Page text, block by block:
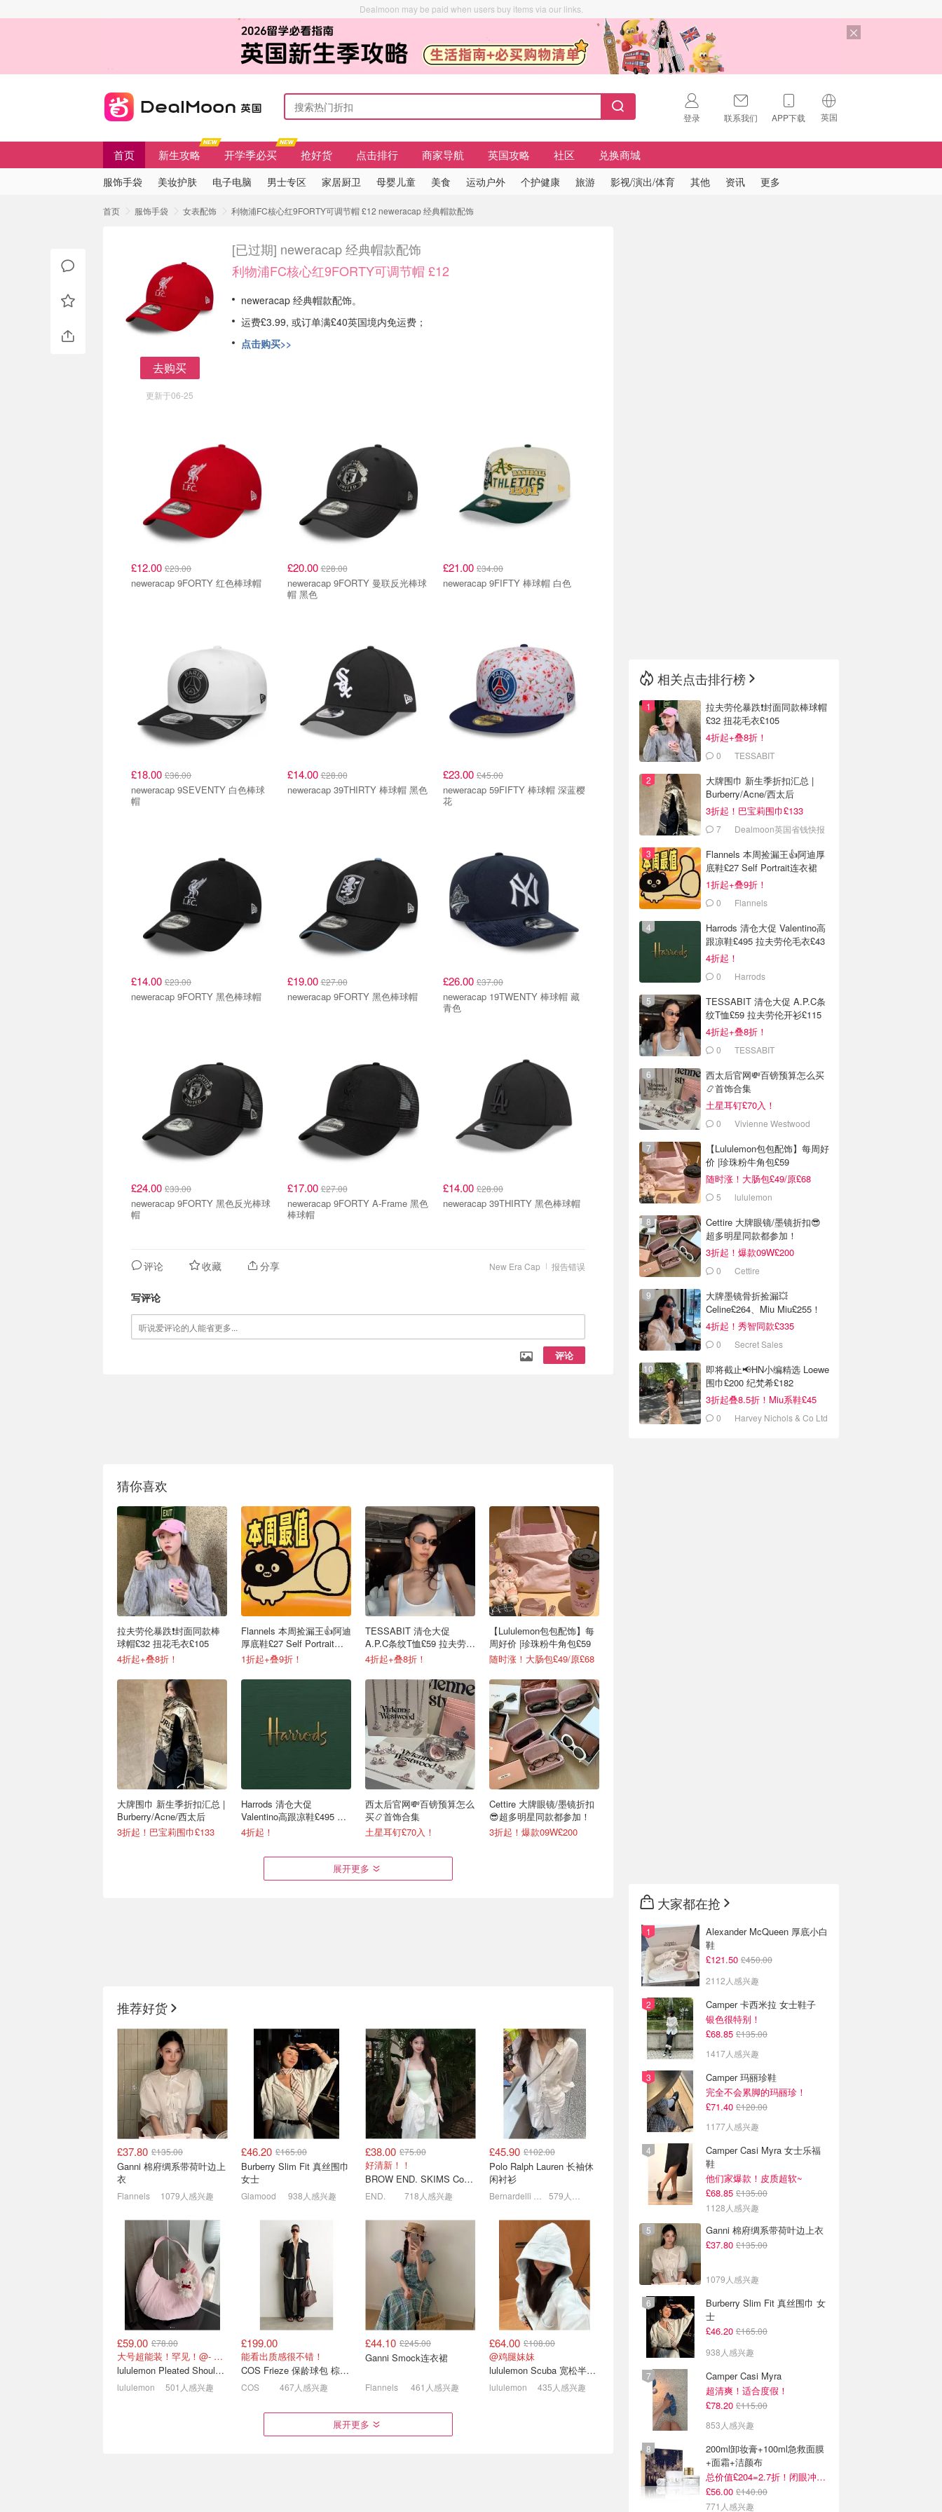
Dealmoon may be paid when users buy items via our links.
登录 联系我们 APP下载 英国
🇺🇸
🇨🇳
中国
首页 新生攻略 开学季必买 抢好货 点击排行 商家导航 英国攻略 社区 兑换商城
服饰手袋 美妆护肤 电子电脑 男士专区 家居厨卫 母婴儿童 美食 运动户外 个护健康 旅游 影视/演出/体育 其他 资讯 更多
首页 服饰手袋 女表配饰 利物浦FC核心红9FORTY可调节帽 £12 neweracap 经典帽款配饰
去购买
更新于06-25
[已过期] neweracap 经典帽款配饰
利物浦FC核心红9FORTY可调节帽 £12
neweracap 经典帽款配饰。
运费£3.99, 或订单满£40英国境内免运费；
点击购买>>
£12.00 £23.00
neweracap 9FORTY 红色棒球帽
£20.00£28.00
neweracap 9FORTY 曼联反光棒球
帽 黑色
£21.00 £34.00
neweracap 9FIFTY 棒球帽 白色
£18.00 £36.00
neweracap 9SEVENTY 白色棒球
帽
£14.00£28.00
neweracap 39THIRTY 棒球帽 黑色
£23.00 £45.00
neweracap 59FIFTY 棒球帽 深蓝樱
花
£14.00 £23.00
neweracap 9FORTY 黑色棒球帽
£19.00£27.00
neweracap 9FORTY 黑色棒球帽
£26.00 £37.00
neweracap 19TWENTY 棒球帽 藏
青色
£24.00 £33.00
neweracap 9FORTY 黑色反光棒球
帽
£17.00£27.00
neweracap 9FORTY A-Frame 黑色
棒球帽
£14.00 £28.00
neweracap 39THIRTY 黑色棒球帽
报告错误
New Era Cap
评论 收藏 分享
写评论
评论
猜你喜欢
拉夫劳伦暴跌❗️封面同款棒
球帽£32 扭花毛衣£105
4折起+叠8折！
大牌围巾 新生季折扣汇总 |
Burberry/Acne/西太后
3折起！巴宝莉围巾£133
Flannels 本周捡漏王👍阿迪
厚底鞋£27 Self Portrait连
衣裙£63
1折起+叠9折！
Harrods 清仓大促
Valentino高跟凉鞋£495 拉
夫劳伦毛衣£43
4折起！
TESSABIT 清仓大促
A.P.C条纹T恤£59 拉夫劳伦
开衫£115
4折起+叠8折！
西太后官网💸百镑预算怎么
买📿首饰合集
土星耳钉£70入！
【Lululemon包包配饰】每
周好价 |珍珠粉牛角包£59
随时涨！大肠包£49/原£68
Cettire 大牌眼镜/墨镜折扣
😎超多明星同款都参加！
3折起！爆款09W£200
Celine£264、Miu
Miu£255！
4折起！秀智同款£335
即将截止📢HN小编精选
Loewe围巾£200 纪梵希
£182
快登岛⛱️Stone Island 石头
岛突降！袖标黑卫衣£46
奢牌疯价大促🩶马吉拉小白
鞋£142 方头芭蕾鞋£129！
低至2折🥬BBR丝巾£46！
Burberry粉格太嗲啦💖还有
限时折上折！
低价捡漏区🤩NB204£55 阿
玛尼磨砂唇釉£21
低至3折+叠8.5折！
亚比囧囧囧~Diesel夏促🪩
千禧辣妹T£47 耳钉£34
5折起！镂空logo T恤£47
Tory Burch🌵 Ella托特包
£125、Hobo单肩包£231！
张婧怡同款Celine凯旋门墨
镜🕶️ 清仓价捡漏❗️
£187.00£440.00
展开更多
推荐好货
£37.80 £135.00
Ganni 棉府绸系带荷叶边上
衣
Flannels 1079人感兴趣
£46.20 £165.00
Burberry Slim Fit 真丝围巾
女士
Glamood 938人感兴趣
£38.00 £75.00
好清新！！
BROW END. SKIMS Cotton Rib 长款背心连衣裙 薄荷绿
END. 718人感兴趣
£45.90 £102.00
Polo Ralph Lauren 长袖休
闲衬衫
£59.00 £78.00
大号超能装！罕见！@- Scarlett
lululemon Pleated Shoulder Bag 10L 单肩包
lululemon 501人感兴趣
£199.00
能看出质感很不错！
COS Frieze 保龄球包 棕色皮革
COS 467人感兴趣
£44.10 £245.00
Ganni Smock连衣裙
Flannels 461人感兴趣
£64.00 £108.00
@鸡腿妹妹
lululemon Scuba 宽松半拉链卫衣
lululemon 435人感兴趣
展开更多
相关点击排行榜
拉夫劳伦暴跌❗️封面同款棒球帽
£32 扭花毛衣£105
4折起+叠8折！
0 TESSABIT
大牌围巾 新生季折扣汇总 |
Burberry/Acne/西太后
3折起！巴宝莉围巾£133
7 Dealmoon英国省钱快报
Flannels 本周捡漏王👍阿迪厚
底鞋£27 Self Portrait连衣裙
£63
1折起+叠9折！
0 Flannels
Harrods 清仓大促 Valentino高
跟凉鞋£495 拉夫劳伦毛衣£43
4折起！
0 Harrods
TESSABIT 清仓大促 A.P.C条
纹T恤£59 拉夫劳伦开衫£115
4折起+叠8折！
0 TESSABIT
西太后官网💸百镑预算怎么买
📿首饰合集
土星耳钉£70入！
0 Vivienne Westwood
【Lululemon包包配饰】每周好
价 |珍珠粉牛角包£59
随时涨！大肠包£49/原£68
5 lululemon
Cettire 大牌眼镜/墨镜折扣😎
超多明星同款都参加！
3折起！爆款09W£200
0 Cettire
大牌墨镜骨折捡漏💥
Celine£264、Miu Miu£255！
4折起！秀智同款£335
0 Secret Sales
即将截止📢HN小编精选 Loewe
围巾£200 纪梵希£182
3折起叠8.5折！Miu系鞋£45
0 Harvey Nichols & Co Ltd
大家都在抢
Alexander McQueen 厚底小白
鞋
£121.50 £450.00
2112人感兴趣
Camper 卡西米拉 女士鞋子
银色很特别！
£68.85 £135.00
1417人感兴趣
Camper 玛丽珍鞋
完全不会累脚的玛丽珍！
£71.40 £120.00
1177人感兴趣
Camper Casi Myra 女士乐福
鞋
他们家爆款！皮质超软~
£68.85 £135.00
1128人感兴趣
Ganni 棉府绸系带荷叶边上衣
£37.80 £135.00
1079人感兴趣
Burberry Slim Fit 真丝围巾 女
士
£46.20 £165.00
938人感兴趣
Camper Casi Myra
超清爽！适合度假！
£78.20 £115.00
853人感兴趣
200ml卸妆膏+100ml急救面膜
+面霜+洁颜布
总价值£204=2.7折！闭眼冲这套！
£56.00 £140.00
771人感兴趣